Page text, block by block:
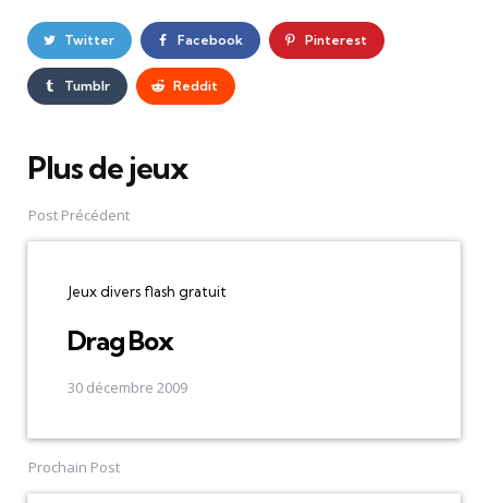
Twitter Facebook Pinterest
Tumblr Reddit
Plus de jeux
Post
navigation
Post Précédent
Jeux divers flash gratuit
Drag Box
30 décembre 2009
Prochain Post